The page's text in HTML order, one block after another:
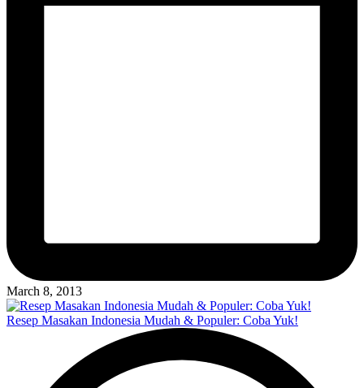
March 8, 2013
Resep Masakan Indonesia Mudah & Populer: Coba Yuk!